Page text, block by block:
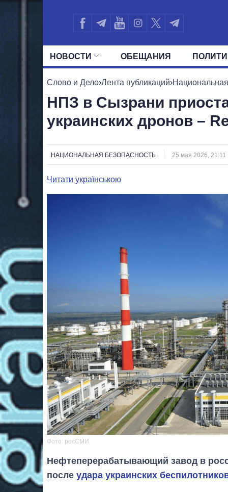
НОВОСТИ ОБЕЩАНИЯ
ВСЕ ПОЛИТИКИ ПРЕЗИДЕНТ И
Слово и Дело›Лента публикаций›
НПЗ в Сызрани
украинских дронов –
НАЦИОНАЛЬНАЯ БЕЗОПАСНОСТЬ 25 мая 2026, 21:11
Читати українською
Фото: росСМИ
Нефтеперерабатывающий завод в
после удара украинских